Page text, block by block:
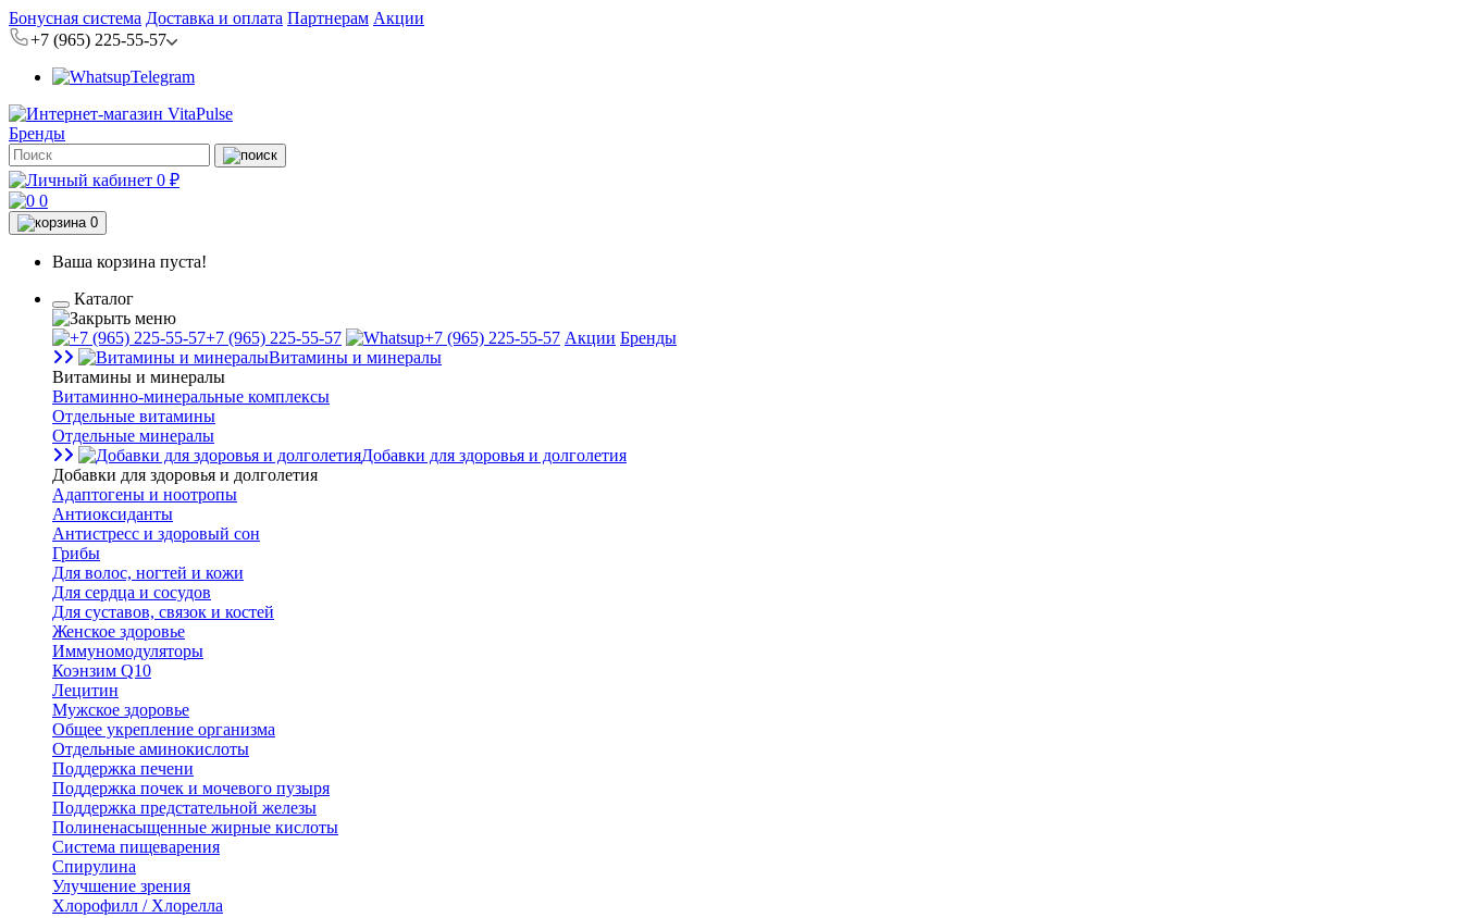
Бонусная система Доставка и оплата Партнерам Акции
+7 (965) 225-55-57
Telegram
Бренды
0 ₽
0
0
Ваша корзина пуста!
Каталог
+7 (965) 225-55-57 +7 (965) 225-55-57 Акции Бренды
Витамины и минералы
Витамины и минералы
Витаминно-минеральные комплексы
Отдельные витамины
Отдельные минералы
Добавки для здоровья и долголетия
Добавки для здоровья и долголетия
Адаптогены и ноотропы
Антиоксиданты
Антистресс и здоровый сон
Грибы
Для волос, ногтей и кожи
Для сердца и сосудов
Для суставов, связок и костей
Женское здоровье
Иммуномодуляторы
Коэнзим Q10
Лецитин
Мужское здоровье
Общее укрепление организма
Отдельные аминокислоты
Поддержка печени
Поддержка почек и мочевого пузыря
Поддержка предстательной железы
Полиненасыщенные жирные кислоты
Система пищеварения
Спирулина
Улучшение зрения
Хлорофилл / Хлорелла